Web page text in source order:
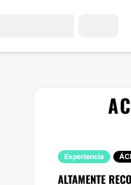
Experiencia
ALTAMENTE